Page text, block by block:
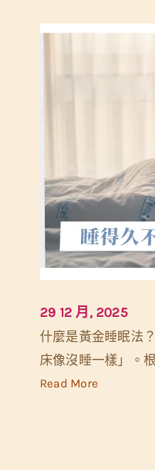
29 12 月, 2025
什麼是黃金睡眠法
床像沒睡一樣」。
Read More: